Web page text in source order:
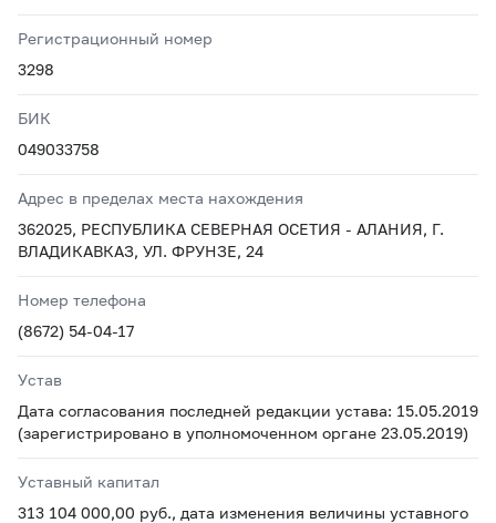
Регистрационный номер
3298
БИК
049033758
Адрес в пределах места нахождения
362025, РЕСПУБЛИКА СЕВЕРНАЯ ОСЕТИЯ - АЛАНИЯ, Г.
ВЛАДИКАВКАЗ, УЛ. ФРУНЗЕ, 24
Номер телефона
(8672) 54-04-17
Устав
Дата согласования последней редакции устава: 15.05.2019
(зарегистрировано в уполномоченном органе 23.05.2019)
Уставный капитал
313 104 000,00 руб., дата изменения величины уставного